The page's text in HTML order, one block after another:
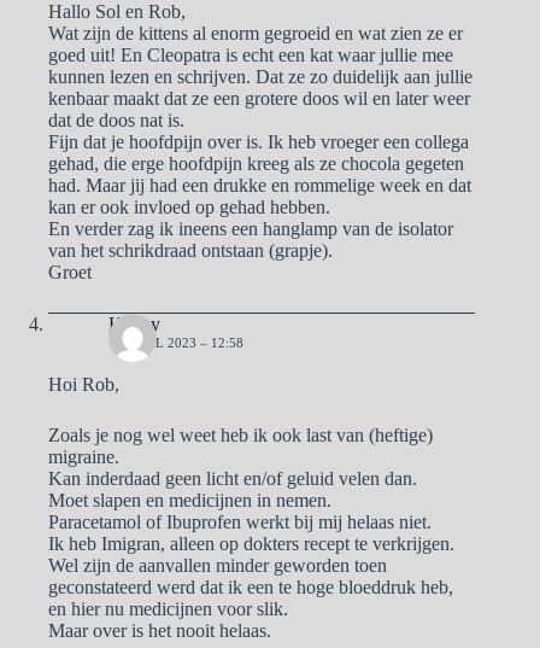
Hallo Sol en Rob,
Wat zijn de kittens al enorm gegroeid en wat zien ze er
goed uit! En Cleopatra is echt een kat waar jullie mee
kunnen lezen en schrijven. Dat ze zo duidelijk aan jullie
kenbaar maakt dat ze een grotere doos wil en later weer
dat de doos nat is.
Fijn dat je hoofdpijn over is. Ik heb vroeger een collega
gehad, die erge hoofdpijn kreeg als ze chocola gegeten
had. Maar jij had een drukke en rommelige week en dat
kan er ook invloed op gehad hebben.
En verder zag ik ineens een hanglamp van de isolator
van het schrikdraad ontstaan (grapje).
Groet
Henny
17 APRIL 2023 – 12:58
Hoi Rob,
Zoals je nog wel weet heb ik ook last van (heftige)
migraine.
Kan inderdaad geen licht en/of geluid velen dan.
Moet slapen en medicijnen in nemen.
Paracetamol of Ibuprofen werkt bij mij helaas niet.
Ik heb Imigran, alleen op dokters recept te verkrijgen.
Wel zijn de aanvallen minder geworden toen
geconstateerd werd dat ik een te hoge bloeddruk heb,
en hier nu medicijnen voor slik.
Maar over is het nooit helaas.